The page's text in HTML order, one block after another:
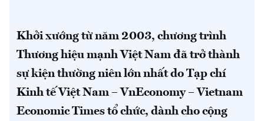
Khởi xướng từ năm 2003, chương trình
Thương hiệu mạnh Việt Nam đã trở thành
sự kiện thường niên lớn nhất do Tạp chí
Kinh tế Việt Nam – VnEconomy – Vietnam
Economic Times tổ chức, dành cho cộng